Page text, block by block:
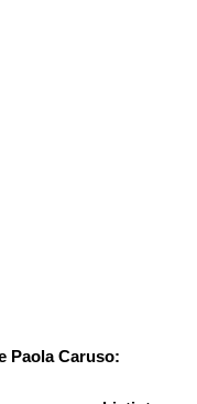
Paola Caruso: